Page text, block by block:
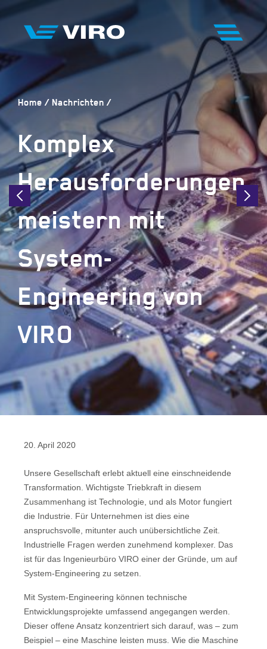
Home Nachrichten
Komplex
Herausforderungen
meistern mit
System-
Engineering von
VIRO
20. April 2020
Unsere Gesellschaft erlebt aktuell eine einschneidende
Transformation. Wichtigste Triebkraft in diesem
Zusammenhang ist Technologie, und als Motor fungiert
die Industrie. Für Unternehmen ist dies eine
anspruchsvolle, mitunter auch unübersichtliche Zeit.
Industrielle Fragen werden zunehmend komplexer. Das
ist für das Ingenieurbüro VIRO einer der Gründe, um auf
System-Engineering zu setzen.
Mit System-Engineering können technische
Entwicklungsprojekte umfassend angegangen werden.
Dieser offene Ansatz konzentriert sich darauf, was – zum
Beispiel – eine Maschine leisten muss. Wie die Maschine